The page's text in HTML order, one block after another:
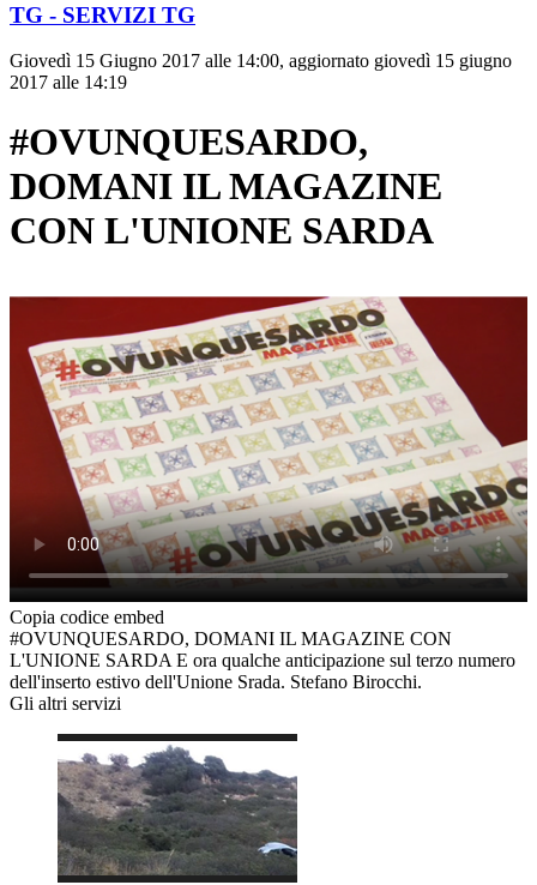
TG - SERVIZI TG
Giovedì 15 Giugno 2017 alle 14:00, aggiornato giovedì 15 giugno
2017 alle 14:19
#OVUNQUESARDO,
DOMANI IL MAGAZINE
CON L'UNIONE SARDA
Copia codice embed
#OVUNQUESARDO, DOMANI IL MAGAZINE CON
L'UNIONE SARDA E ora qualche anticipazione sul terzo numero
dell'inserto estivo dell'Unione Srada. Stefano Birocchi.
Gli altri servizi